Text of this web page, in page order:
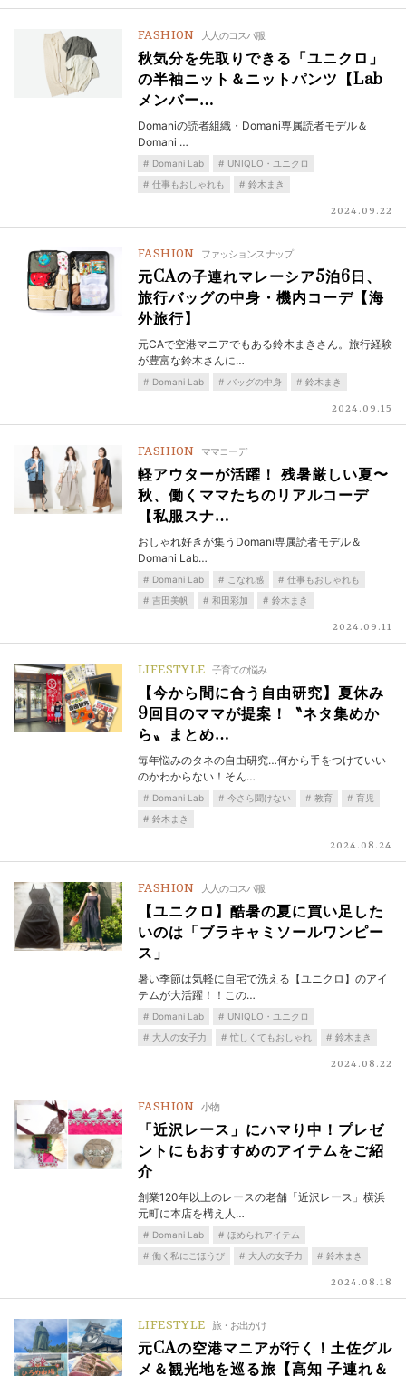
FASHION 大人のコスパ服
秋気分を先取りできる「ユニクロ」
の半袖ニット＆ニットパンツ【Lab
メンバー…
Domaniの読者組織・Domani専属読者モデル＆
Domani …
Domani Lab
UNIQLO・ユニクロ
仕事もおしゃれも
鈴木まき
2024.09.22
FASHION ファッションスナップ
元CAの子連れマレーシア5泊6日、
旅行バッグの中身・機内コーデ【海
外旅行】
元CAで空港マニアでもある鈴木まきさん。旅行経験
が豊富な鈴木さんに…
Domani Lab バッグの中身 鈴木まき
2024.09.15
FASHION ママコーデ
軽アウターが活躍！ 残暑厳しい夏〜
秋、働くママたちのリアルコーデ
【私服スナ…
おしゃれ好きが集うDomani専属読者モデル＆
Domani Lab…
Domani Lab こなれ感
仕事もおしゃれも
吉田美帆
和田彩加 鈴木まき
2024.09.11
LIFESTYLE 子育ての悩み
【今から間に合う自由研究】夏休み
9回目のママが提案！〝ネタ集めか
ら〟まとめ…
毎年悩みのタネの自由研究…何から手をつけていい
のかわからない！そん…
Domani Lab 今さら聞けない 教育
育児
鈴木まき
2024.08.24
FASHION 大人のコスパ服
【ユニクロ】酷暑の夏に買い足した
いのは「ブラキャミソールワンピー
ス」
暑い季節は気軽に自宅で洗える【ユニクロ】のアイ
テムが大活躍！！この…
Domani Lab
UNIQLO・ユニクロ
大人の女子力
忙しくてもおしゃれ 鈴木まき
2024.08.22
FASHION 小物
「近沢レース」にハマり中！プレゼ
ントにもおすすめのアイテムをご紹
介
創業120年以上のレースの老舗「近沢レース」横浜
元町に本店を構え人…
Domani Lab
ほめられアイテム
働く私にごほうび
大人の女子力 鈴木まき
2024.08.18
LIFESTYLE 旅・お出かけ
元CAの空港マニアが行く！土佐グル
メ＆観光地を巡る旅【高知 子連れ＆